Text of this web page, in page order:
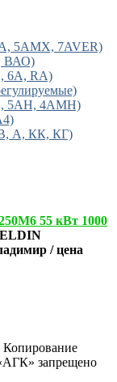
5АМХ, 7AVER)
ВАО)
6А, RA)
5АН, 4АМН)
А, КК, КГ)
55 кВт 1000
ELDIN
/ цена
Копирование
запрещено